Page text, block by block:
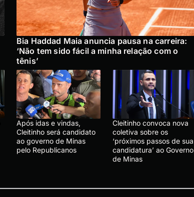
Bia Haddad Maia anuncia pausa na carreira:
‘Não tem sido fácil a minha relação com o
tênis’
Após idas e vindas,
Cleitinho será candidato
ao governo de Minas
pelo Republicanos
Cleitinho convoca nova
coletiva sobre os
‘próximos passos de sua
candidatura’ ao Governo
de Minas